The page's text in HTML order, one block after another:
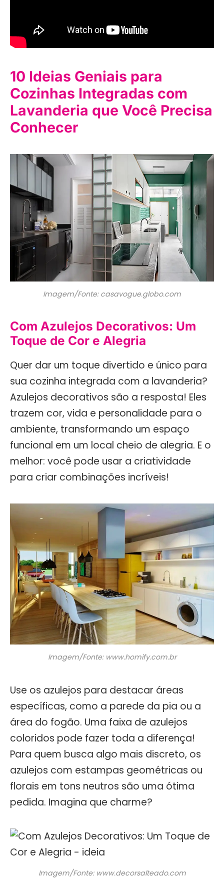
10 Ideias Geniais para
Cozinhas Integradas com
Lavanderia que Você Precisa
Conhecer
Imagem/Fonte: casavogue.globo.com
Com Azulejos Decorativos: Um
Toque de Cor e Alegria
Quer dar um toque divertido e único para
sua cozinha integrada com a lavanderia?
Azulejos decorativos são a resposta! Eles
trazem cor, vida e personalidade para o
ambiente, transformando um espaço
funcional em um local cheio de alegria. E o
melhor: você pode usar a criatividade
para criar combinações incríveis!
Imagem/Fonte: www.homify.com.br
Use os azulejos para destacar áreas
específicas, como a parede da pia ou a
área do fogão. Uma faixa de azulejos
coloridos pode fazer toda a diferença!
Para quem busca algo mais discreto, os
azulejos com estampas geométricas ou
florais em tons neutros são uma ótima
pedida. Imagina que charme?
Imagem/Fonte: www.decorsalteado.com